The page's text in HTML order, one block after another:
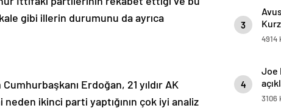
gibi illerin durumunu da ayrıca
Erdoğan, 21 yıldır AK
ikinci parti yaptığının çok iyi analiz
3
4914
4
Joe
3106